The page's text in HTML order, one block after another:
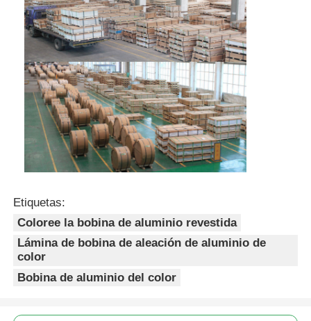
Etiquetas:
Coloree la bobina de aluminio revestida
Lámina de bobina de aleación de aluminio de
color
Bobina de aluminio del color